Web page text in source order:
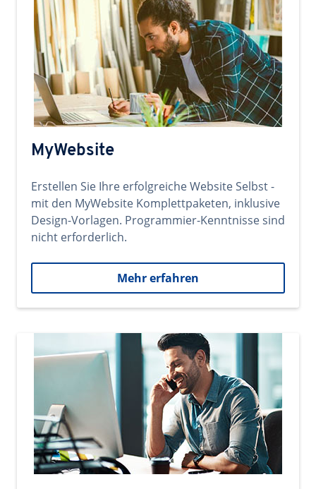
MyWebsite
Erstellen Sie Ihre erfolgreiche Website Selbst -
mit den MyWebsite Komplettpaketen, inklusive
Design-Vorlagen. Programmier-Kenntnisse sind
nicht erforderlich.
Mehr erfahren